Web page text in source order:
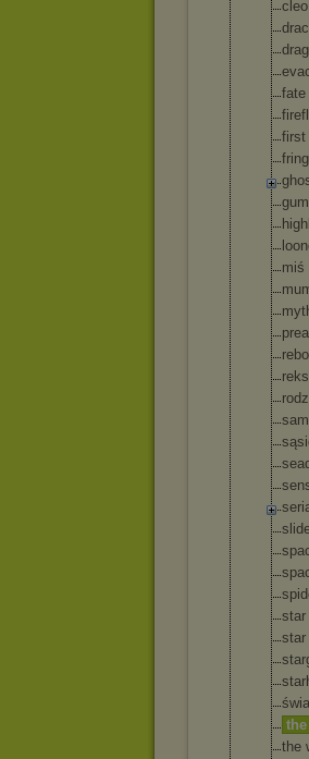
cleo
fate
first
miś
star
star
the